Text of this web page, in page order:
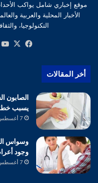
موقع إخباري شامل يواكب
الأخبار المحلية والعربية
التكنولوجيا،
فيسبوك
‫X
أخر المقالات
الصابون
يسبب
7 أغسطس، 2026
وسواس
وجود
7 أغسطس، 2026